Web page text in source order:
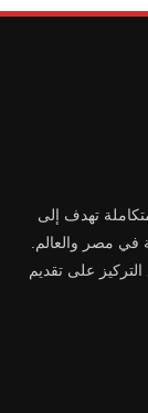
تهدف إلى
في مصر والعالم.
على تقديم